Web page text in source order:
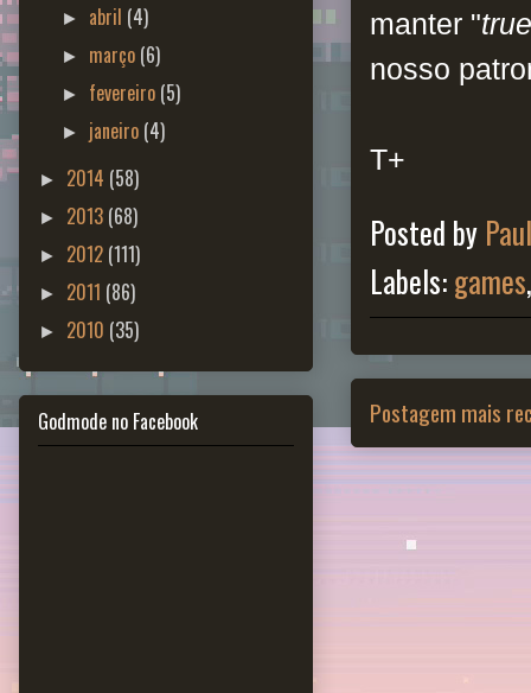
manter "true
nosso
T+
Posted by
Labels:games
Postagem mais
► abril (4)
► março (6)
► fevereiro (5)
► janeiro (4)
► 2014 (58)
► 2013 (68)
► 2012 (111)
► 2011 (86)
► 2010 (35)
Godmode no Facebook